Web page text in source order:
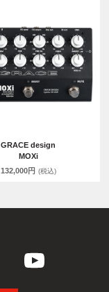
GRACE design
MOXi
132,000円 (税込)